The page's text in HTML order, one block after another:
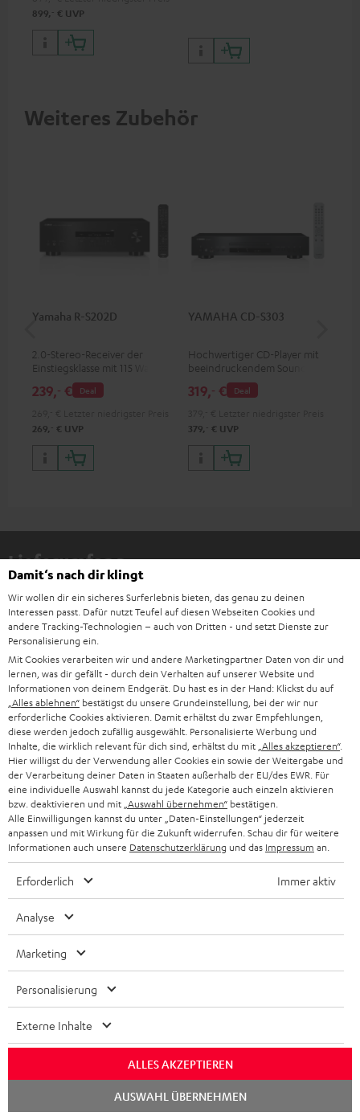
und 1 HDMI Ausgang mit
Unterstützung für 8K, 3D,
HDCP 2.3, HDR10+, ARC/eARC
899, ‐ € UVP
Weiteres Zubehör
Yamaha R-S202D
2.0-Stereo-Receiver der
Einstiegsklasse mit 115 Watt
pro Kanal an 4 Ohm (bei 1
kHz, 0.7 % THD)
Deal
239,‐ €
269, ‐ € UVP
YAMAHA CD-S303
Hochwertiger CD-Player mit
beeindruckendem Sound und
wertiger Verarbeitung
Deal
319,‐ €
379, ‐ € UVP
Lieferumfang
ULTIMA 40
2 × Stand-Lautsprecher UL 40 Mk4 25 (Stk.) – Schwarz
1 × Gummifüße (4 Stk.) für ULTIMA 20 / 40 / Center Mk4 –
Schwarz
1 × ULTIMA 40 Mk4 + AKTIV 3 Abdeckung – Schwarz
Downloads und Service
Quick Start Guide: ULTIMA 40
Safety Booklet: ULTIMA 40
Damit‘s nach dir klingt
Wir wollen dir ein sicheres Surferlebnis bieten, das genau zu deinen
Interessen passt. Dafür nutzt Teufel auf diesen Webseiten Cookies und
andere Tracking-Technologien – auch von Dritten - und setzt Dienste zur
Personalisierung ein.
Mit Cookies verarbeiten wir und andere Marketingpartner Daten von dir und
lernen, was dir gefällt - durch dein Verhalten auf unserer Website und
Informationen von deinem Endgerät. Du hast es in der Hand: Klickst du auf
„Alles ablehnen“ bestätigst du unsere Grundeinstellung, bei der wir nur
erforderliche Cookies aktivieren. Damit erhältst du zwar Empfehlungen,
diese werden jedoch zufällig ausgewählt. Personalisierte Werbung und
Inhalte, die wirklich relevant für dich sind, erhältst du mit „Alles akzeptieren“.
Hier willigst du der Verwendung aller Cookies ein sowie der Weitergabe und
der Verarbeitung deiner Daten in Staaten außerhalb der EU/des EWR. Für
eine individuelle Auswahl kannst du jede Kategorie auch einzeln aktivieren
bzw. deaktivieren und mit „Auswahl übernehmen“ bestätigen.
Alle Einwilligungen kannst du unter „Daten-Einstellungen“ jederzeit
anpassen und mit Wirkung für die Zukunft widerrufen. Schau dir für weitere
Informationen auch unsere Datenschutzerklärung und das Impressum an.
Erforderlich Immer aktiv
Analyse
Marketing
Personalisierung
Externe Inhalte
ALLES AKZEPTIEREN
AUSWAHL ÜBERNEHMEN